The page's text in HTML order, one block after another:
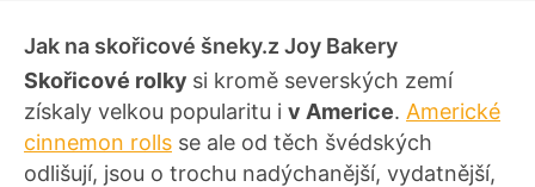
Jak na skořicové šneky.z Joy Bakery
Skořicové rolky si kromě severských zemí
získaly velkou popularitu i v Americe. Americké
cinnemon rolls se ale od těch švédských
odlišují, jsou o trochu nadýchanější, vydatnější,